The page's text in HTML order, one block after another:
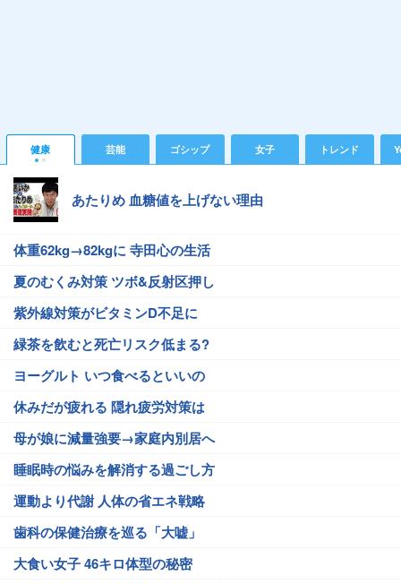
健康 芸能 ゴシップ 女子 トレンド
あたりめ 血糖値を上げない理由
体重62kg→82kgに 寺田心の生活
夏のむくみ対策 ツボ&反射区押し
紫外線対策がビタミンD不足に
緑茶を飲むと死亡リスク低まる?
ヨーグルト いつ食べるといいの
休みだが疲れる 隠れ疲労対策は
母が娘に減量強要→家庭内別居へ
睡眠時の悩みを解消する過ごし方
運動より代謝 人体の省エネ戦略
歯科の保健治療を巡る「大嘘」
大食い女子 46キロ体型の秘密